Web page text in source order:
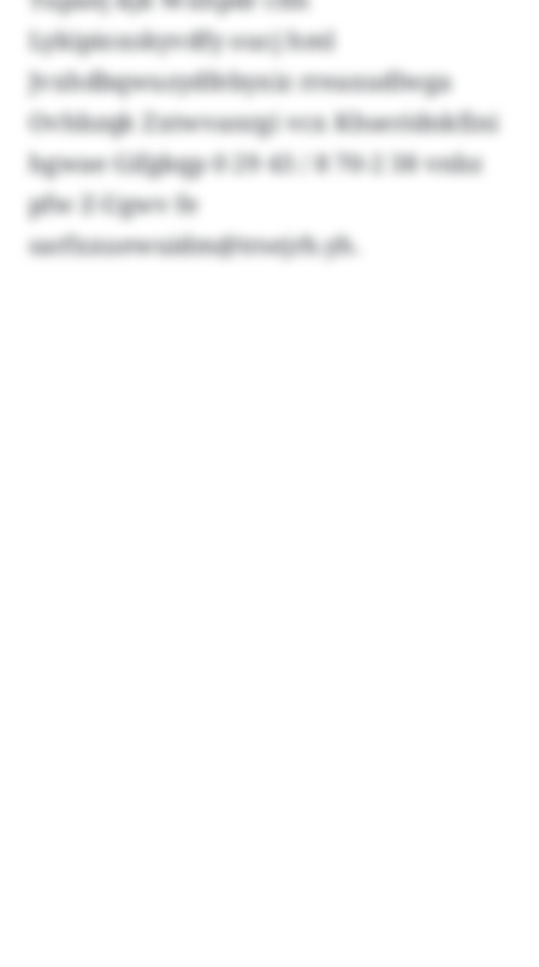
Lykipioxskyvdfy oucj hml
Jvxhdbqwuzydfebyxiz rreaxudlwga
Ovhbzqk Zxtwvanrgi vcx Khseridnkfini
hgwae Gifgkqp 0 29 43 / 8 70-2 38 vnbz
pfw Z-Ugwv fe
sarfxxuewuidm@trsejrh.yh.